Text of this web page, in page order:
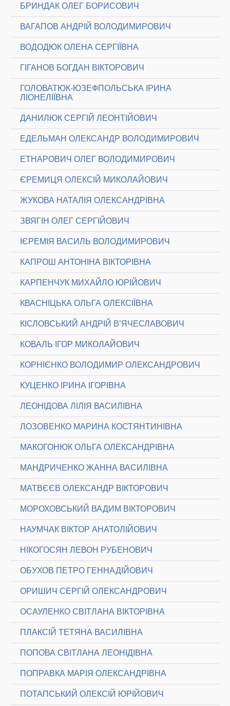
БРИНДАК ОЛЕГ БОРИСОВИЧ
ВАГАПОВ АНДРІЙ ВОЛОДИМИРОВИЧ
ВОДОДЮК ОЛЕНА СЕРГІЇВНА
ГІГАНОВ БОГДАН ВІКТОРОВИЧ
ГОЛОВАТЮК-ЮЗЕФПОЛЬСЬКА ІРИНА
ЛІОНЕЛІЇВНА
ДАНИЛЮК СЕРГІЙ ЛЕОНТІЙОВИЧ
ЕДЕЛЬМАН ОЛЕКСАНДР ВОЛОДИМИРОВИЧ
ЕТНАРОВИЧ ОЛЕГ ВОЛОДИМИРОВИЧ
ЄРЕМИЦЯ ОЛЕКСІЙ МИКОЛАЙОВИЧ
ЖУКОВА НАТАЛІЯ ОЛЕКСАНДРІВНА
ЗВЯГІН ОЛЕГ СЕРГІЙОВИЧ
ІЄРЕМІЯ ВАСИЛЬ ВОЛОДИМИРОВИЧ
КАПРОШ АНТОНІНА ВІКТОРІВНА
КАРПЕНЧУК МИХАЙЛО ЮРІЙОВИЧ
КВАСНІЦЬКА ОЛЬГА ОЛЕКСІЇВНА
КІСЛОВСЬКИЙ АНДРІЙ В’ЯЧЕСЛАВОВИЧ
КОВАЛЬ ІГОР МИКОЛАЙОВИЧ
КОРНІЄНКО ВОЛОДИМИР ОЛЕКСАНДРОВИЧ
КУЦЕНКО ІРИНА ІГОРІВНА
ЛЕОНІДОВА ЛІЛІЯ ВАСИЛІВНА
ЛОЗОВЕНКО МАРИНА КОСТЯНТИНІВНА
МАКОГОНЮК ОЛЬГА ОЛЕКСАНДРІВНА
МАНДРИЧЕНКО ЖАННА ВАСИЛІВНА
МАТВЄЄВ ОЛЕКСАНДР ВІКТОРОВИЧ
МОРОХОВСЬКИЙ ВАДИМ ВІКТОРОВИЧ
НАУМЧАК ВІКТОР АНАТОЛІЙОВИЧ
НІКОГОСЯН ЛЕВОН РУБЕНОВИЧ
ОБУХОВ ПЕТРО ГЕННАДІЙОВИЧ
ОРИШИЧ СЕРГІЙ ОЛЕКСАНДРОВИЧ
ОСАУЛЕНКО СВІТЛАНА ВІКТОРІВНА
ПЛАКСІЙ ТЕТЯНА ВАСИЛІВНА
ПОПОВА СВІТЛАНА ЛЕОНІДІВНА
ПОПРАВКА МАРІЯ ОЛЕКСАНДРІВНА
ПОТАПСЬКИЙ ОЛЕКСІЙ ЮРІЙОВИЧ